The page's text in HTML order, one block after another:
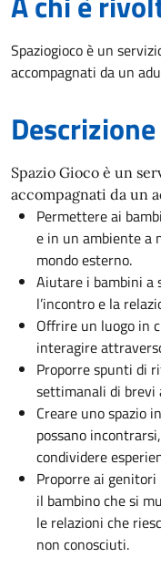
Spaziogioco è un
accompagnati da un
Descrizione
Spazio Gioco è un
accompagnati da un
Permettere ai
e in un ambiente a
mondo esterno.
Aiutare i bambini a
l’incontro e la
Offrire un luogo in
interagire
Proporre spunti di
settimanali di brevi
Creare uno spazio
possano
condividere
Proporre ai genitori
il bambino che si
le relazioni che
non conosciuti.